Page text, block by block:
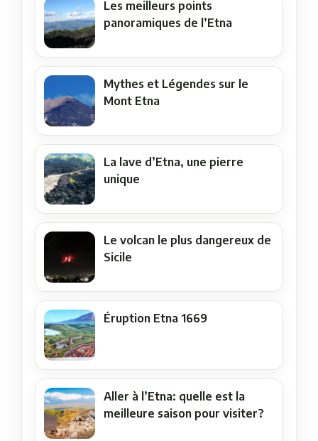
Les meilleurs points
panoramiques de l’Etna
Mythes et Légendes sur le
Mont Etna
La lave d’Etna, une pierre
unique
Le volcan le plus dangereux de
Sicile
Éruption Etna 1669
Aller à l’Etna: quelle est la
meilleure saison pour visiter?